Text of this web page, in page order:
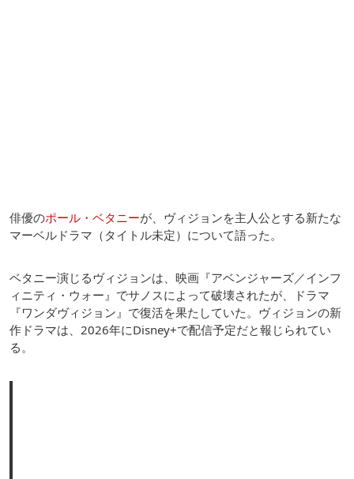
俳優のポール・ベタニーが、ヴィジョンを主人公とする新たな
マーベルドラマ（タイトル未定）について語った。
ベタニー演じるヴィジョンは、映画『アベンジャーズ／インフ
ィニティ・ウォー』でサノスによって破壊されたが、ドラマ
『ワンダヴィジョン』で復活を果たしていた。ヴィジョンの新
作ドラマは、2026年にDisney+で配信予定だと報じられてい
る。